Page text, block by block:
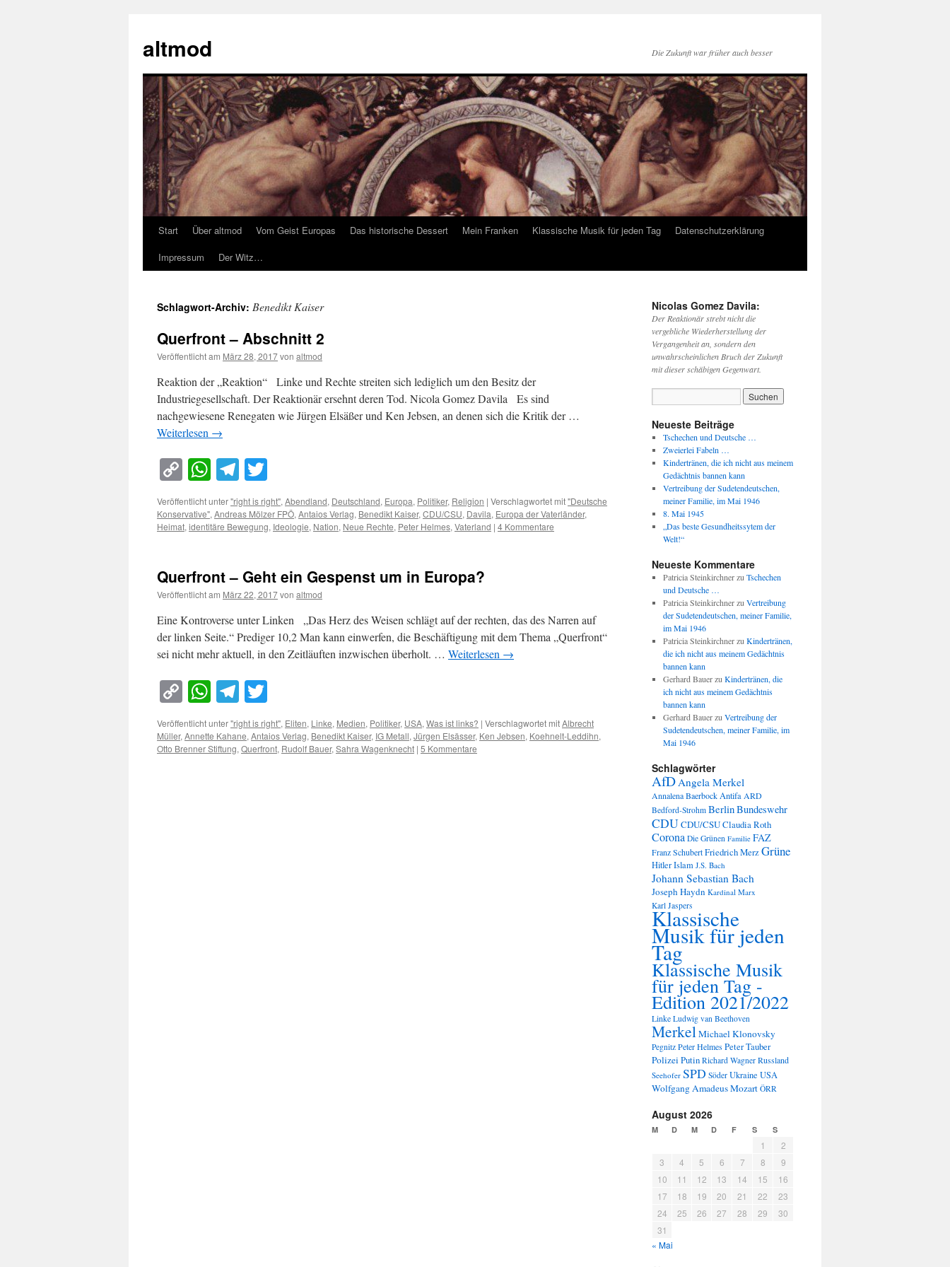
springen
altmod Die Zukunft war früher auch besser
Start Über altmod Vom Geist Europas Das historische Dessert Mein Franken Klassische Musik für jeden Tag
Datenschutzerklärung
Impressum
Der Witz…
Schlagwort-Archiv: Benedikt Kaiser
Querfront – Abschnitt 2
Veröffentlicht am März 28, 2017von altmod
Reaktion der „Reaktion“ Linke und Rechte streiten sich lediglich um den Besitz der
Industriegesellschaft. Der Reaktionär ersehnt deren Tod. Nicola Gomez Davila Es sind
nachgewiesene Renegaten wie Jürgen Elsäßer und Ken Jebsen, an denen sich die Kritik der …
Weiterlesen →
Copy
Link
WhatsApp
Telegram
Veröffentlicht unter"right is right",Abendland, Deutschland, Europa, Politiker, Religion | Verschlagwortet mit"Deutsche
Konservative",Andreas Mölzer FPÖ,Antaios Verlag, Benedikt Kaiser,CDU/CSU, Davila, Europa der Vaterländer,
Heimat,identitäre Bewegung, Ideologie, Nation, Neue Rechte, Peter Helmes,Vaterland | 4 Kommentare
Querfront – Geht ein Gespenst um in Europa?
Veröffentlicht am März 22, 2017von altmod
Eine Kontroverse unter Linken „Das Herz des Weisen schlägt auf der rechten, das des Narren auf
der linken Seite.“ Prediger 10,2 Man kann einwerfen, die Beschäftigung mit dem Thema „Querfront“
sei nicht mehr aktuell, in den Zeitläuften inzwischen überholt. … Weiterlesen →
Copy
Link
WhatsApp
Telegram
Veröffentlicht unter"right is right", Eliten, Linke, Medien, Politiker, USA, Was ist links? | Verschlagwortet mitAlbrecht
Müller, Annette Kahane, Antaios Verlag, Benedikt Kaiser, IG Metall, Jürgen Elsässer, Ken Jebsen, Koehnelt-Leddihn,
Otto Brenner Stiftung, Querfront, Rudolf Bauer, Sahra Wagenknecht | 5 Kommentare
Nicolas Gomez Davila:
Der Reaktionär strebt nicht die
vergebliche Wiederherstellung der
Vergangenheit an, sondern den
unwahrscheinlichen Bruch der Zukunft
mit dieser schäbigen Gegenwart.
Neueste Beiträge
Tschechen und Deutsche …
Zweierlei Fabeln …
Kindertränen, die ich nicht aus meinem
Gedächtnis bannen kann
Vertreibung der Sudetendeutschen,
meiner Familie, im Mai 1946
8. Mai 1945
„Das beste Gesundheitssytem der
Welt!“
Neueste Kommentare
Patricia Steinkirchnerzu Tschechen
und Deutsche …
Patricia Steinkirchnerzu Vertreibung
der Sudetendeutschen, meiner Familie,
im Mai 1946
Patricia Steinkirchnerzu Kindertränen,
die ich nicht aus meinem Gedächtnis
bannen kann
Gerhard Bauerzu Kindertränen, die
ich nicht aus meinem Gedächtnis
bannen kann
Gerhard Bauerzu Vertreibung der
Sudetendeutschen, meiner Familie, im
Mai 1946
Schlagwörter
AfDAngela Merkel
Annalena BaerbockAntifa ARD
Bedford-Strohm BerlinBundeswehr
CDUCDU/CSUClaudia Roth
Corona Die Grünen Familie FAZ
Franz SchubertFriedrich MerzGrüne
HitlerIslam J.S. Bach
Johann Sebastian Bach
Joseph Haydn Kardinal Marx
Karl Jaspers
Klassische
Musik für jeden
Tag
Klassische Musik
für jeden Tag -
Edition 2021/2022
Linke Ludwig van Beethoven
MerkelMichael Klonovsky
Pegnitz Peter HelmesPeter Tauber
PolizeiPutin Richard Wagner Russland
Seehofer SPD Söder Ukraine USA
Wolfgang Amadeus Mozart ÖRR
August 2026
M D M D F S S
1
2
3
4 5 6 7 8
9
10
11 12 13 14 15
16
17
18 19 20 21 22
23
24
25 26 27 28 29
30
31
« Mai